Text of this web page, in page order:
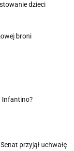
dzieci
broni
Infantino?
przyjął uchwałę